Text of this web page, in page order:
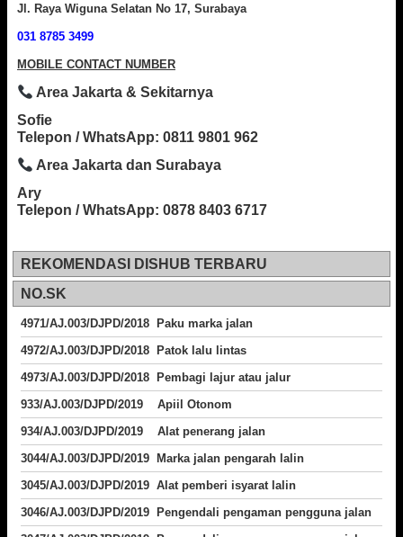
Jl. Raya Wiguna Selatan No 17, Surabaya
031 8785 3499
MOBILE CONTACT NUMBER
Area Jakarta & Sekitarnya
Sofie
Telepon / WhatsApp: 0811 9801 962
Area Jakarta dan Surabaya
Ary
Telepon / WhatsApp: 0878 8403 6717
REKOMENDASI DISHUB TERBARU
NO.SK
4971/AJ.003/DJPD/2018 Paku marka jalan
4972/AJ.003/DJPD/2018 Patok lalu lintas
4973/AJ.003/DJPD/2018
Pembagi lajur atau jalur
933/AJ.003/DJPD/2019 Apiil Otonom
934/AJ.003/DJPD/2019 Alat penerang jalan
3044/AJ.003/DJPD/2019 Marka jalan pengarah lalin
3045/AJ.003/DJPD/2019 Alat pemberi isyarat lalin
3046/AJ.003/DJPD/2019 Pengendali pengaman pengguna jalan